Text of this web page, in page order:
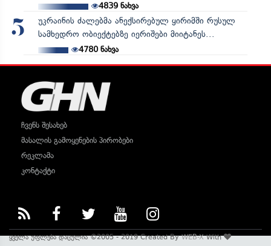
4839ნახვა
5
უკრაინის ძალებმა ანექსირებულ ყირიმში რუსულ
სამხედრო ობიექტებზე იერიშები მიიტანეს...
4780ნახვა
ჩვენს შესახებ
მასალის გამოყენების პირობები
რეკლამა
კონტაქტი
ყველა უფლება დაცულია ©2005 - 2019 Created ByWEB-XWith